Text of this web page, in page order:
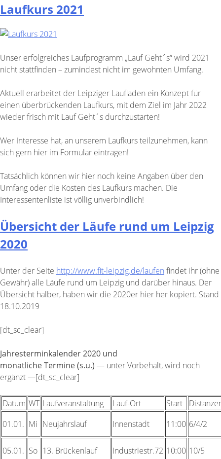
Laufkurs 2021
Unser erfolgreiches Laufprogramm „Lauf Geht´s“ wird 2021
nicht stattfinden – zumindest nicht im gewohnten Umfang.
Aktuell erarbeitet der Leipziger Laufladen ein Konzept für
einen überbrückenden Laufkurs, mit dem Ziel im Jahr 2022
wieder frisch mit Lauf Geht´s durchzustarten!
Wer Interesse hat, an unserem Laufkurs teilzunehmen, kann
sich gern hier im Formular eintragen!
Tatsächlich können wir hier noch keine Angaben über den
Umfang oder die Kosten des Laufkurs machen. Die
Interessentenliste ist völlig unverbindlich!
Übersicht der Läufe rund um Leipzig
2020
Unter der Seite http://www.fit-leipzig.de/laufen findet ihr (ohne
Gewähr) alle Läufe rund um Leipzig und darüber hinaus. Der
Übersicht halber, haben wir die 2020er hier her kopiert. Stand
18.10.2019
[dt_sc_clear]
Jahresterminkalender 2020 und
monatliche Termine (s.u.) — unter Vorbehalt, wird noch
ergänzt —[dt_sc_clear]
Datum WT Laufveranstaltung Lauf-Ort Start
01.01. Mi Neujahrslauf Innenstadt 11:00 6/4/2
05.01. So 13. Brückenlauf Industriestr.72 10:00 10/5